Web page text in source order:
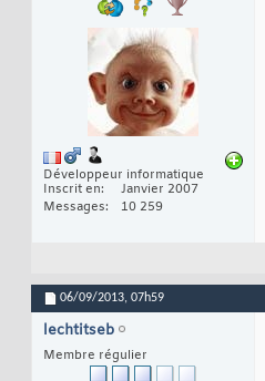
Développeur informatique
Inscrit en
Janvier 2007
Messages
10 259
06/09/2013, 07h59
lechtitseb
Membre régulier